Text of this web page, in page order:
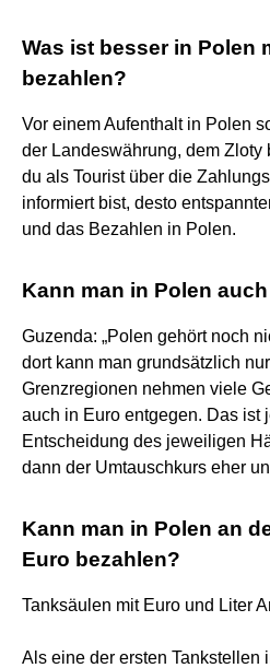
Was ist besser in Polen
bezahlen?
Vor einem Aufenthalt in Polen
der Landeswährung, dem Zloty
du als Tourist über die
informiert bist, desto
und das Bezahlen in Polen.
Kann man in Polen
Guzenda: „Polen gehört noch
dort kann man grundsätzlich
Grenzregionen nehmen viele
auch in Euro entgegen. Das ist
Entscheidung des jeweiligen
dann der Umtauschkurs eher
Kann man in Polen an
Euro bezahlen?
Tanksäulen mit Euro und Liter
Als eine der ersten Tankstellen